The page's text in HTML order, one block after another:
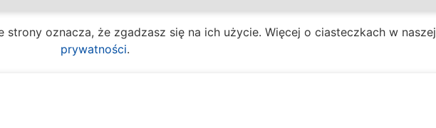
– piątek
7:30 – 16:30
O mieście
Sprawy społeczne
oznacza, że zgadzasz się na ich użycie. Więcej o ciasteczkach w naszej
prywatności.